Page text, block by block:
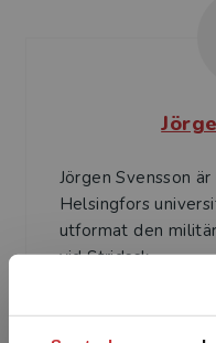
Jörgen Svensson
Helsingfors
utformat den
vid Stridssk...